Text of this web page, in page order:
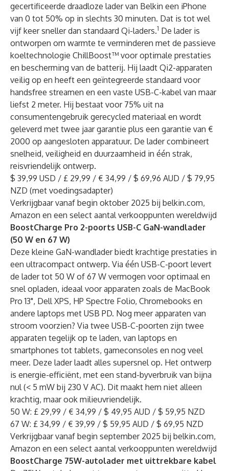
gecertificeerde draadloze lader van Belkin een iPhone
van 0 tot 50% op in slechts 30 minuten. Dat is tot wel
vijf keer sneller dan standaard Qi-laders.1 De lader is
ontworpen om warmte te verminderen met de passieve
koeltechnologie ChillBoost™ voor optimale prestaties
en bescherming van de batterij. Hij laadt Qi2-apparaten
veilig op en heeft een geïntegreerde standaard voor
handsfree streamen en een vaste USB-C-kabel van maar
liefst 2 meter. Hij bestaat voor 75% uit na
consumentengebruik gerecycled materiaal en wordt
geleverd met twee jaar garantie plus een garantie van €
2000 op aangesloten apparatuur. De lader combineert
snelheid, veiligheid en duurzaamheid in één strak,
reisvriendelijk ontwerp.
$ 39,99 USD / £ 29,99 / € 34,99 / $ 69,96 AUD / $ 79,95
NZD (met voedingsadapter)
Verkrijgbaar vanaf begin oktober 2025 bij belkin.com,
Amazon en een select aantal verkooppunten wereldwijd
BoostCharge Pro 2-poorts USB-C GaN-wandlader
(50 W en 67 W)
Deze kleine GaN-wandlader biedt krachtige prestaties in
een ultracompact ontwerp. Via één USB-C-poort levert
de lader tot 50 W of 67 W vermogen voor optimaal en
snel opladen, ideaal voor apparaten zoals de MacBook
Pro 13", Dell XPS, HP Spectre Folio, Chromebooks en
andere laptops met USB PD. Nog meer apparaten van
stroom voorzien? Via twee USB-C-poorten zijn twee
apparaten tegelijk op te laden, van laptops en
smartphones tot tablets, gameconsoles en nog veel
meer. Deze lader laadt alles supersnel op. Het ontwerp
is energie-efficiënt, met een stand-byverbruik van bijna
nul (< 5 mW bij 230 V AC). Dit maakt hem niet alleen
krachtig, maar ook milieuvriendelijk.
50 W: £ 29,99 / € 34,99 / $ 49,95 AUD / $ 59,95 NZD
67 W: £ 34,99 / € 39,99 / $ 59,95 AUD / $ 69,95 NZD
Verkrijgbaar vanaf begin september 2025 bij belkin.com,
Amazon en een select aantal verkooppunten wereldwijd
BoostCharge 75W-autolader met uittrekbare kabel